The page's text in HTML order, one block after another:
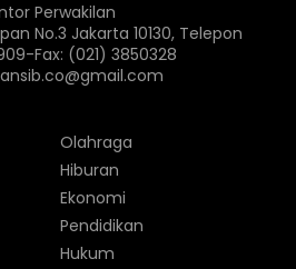
Perwakilan
No.3 Jakarta 10130, Telepon
Fax: (021) 3850328
Olahraga
Hiburan
Ekonomi
Pendidikan
Hukum